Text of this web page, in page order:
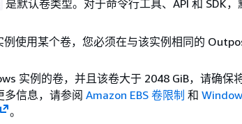
是默认卷类型。对于命令行工具、API 和 SDK，
使用某个卷，您必须在与该实例相同的
实例的卷，并且该卷大于 2048 GiB，请确保
多信息，请参阅 Amazon EBS 卷限制 和
。